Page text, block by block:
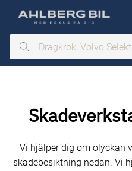
huvudinnehållet
Dragkrok,
Volvo
Vi hjälper dig om olyckan
skadebesiktning nedan. Vi